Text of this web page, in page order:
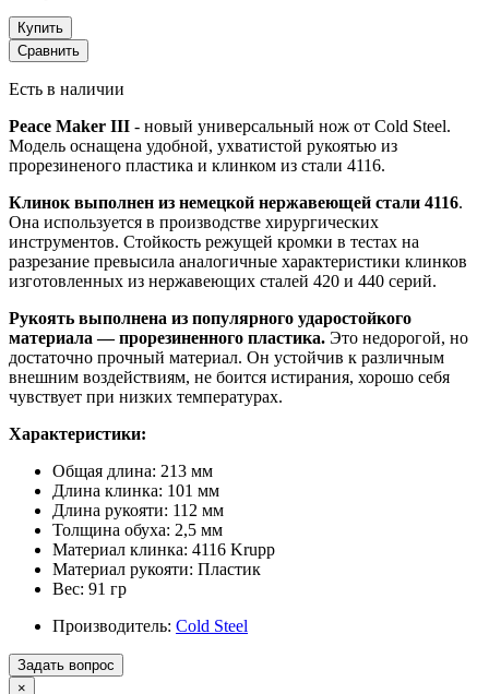
Купить
Сравнить
Есть в наличии
Peace Maker III - новый универсальный нож от Cold Steel.
Модель оснащена удобной, ухватистой рукоятью из
прорезиненого пластика и клинком из стали 4116.
Клинок выполнен из немецкой нержавеющей стали 4116.
Она используется в производстве хирургических
инструментов. Стойкость режущей кромки в тестах на
разрезание превысила аналогичные характеристики клинков
изготовленных из нержавеющих сталей 420 и 440 серий.
Рукоять выполнена из популярного ударостойкого
материала — прорезиненного пластика. Это недорогой, но
достаточно прочный материал. Он устойчив к различным
внешним воздействиям, не боится истирания, хорошо себя
чувствует при низких температурах.
Характеристики:
Общая длина: 213 мм
Длина клинка: 101 мм
Длина рукояти: 112 мм
Толщина обуха: 2,5 мм
Материал клинка: 4116 Krupp
Материал рукояти: Пластик
Вес: 91 гр
Производитель: Cold Steel
Задать вопрос
×